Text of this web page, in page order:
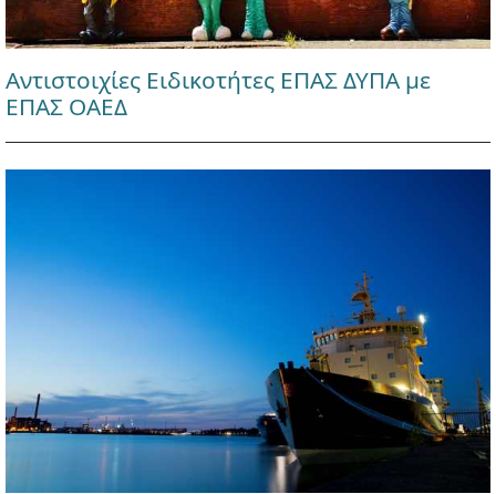
Αντιστοιχίες Ειδικοτήτες ΕΠΑΣ ΔΥΠΑ με
ΕΠΑΣ ΟΑΕΔ